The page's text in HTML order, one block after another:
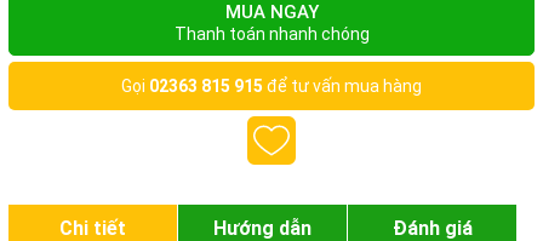
MUA NGAY
Thanh toán nhanh chóng
Gọi 02363 815 915 để tư vấn mua hàng
Chi tiết Hướng dẫn Đánh giá